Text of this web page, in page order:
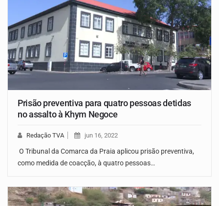
Prisão preventiva para quatro pessoas detidas
no assalto à Khym Negoce
Redação TVA jun 16, 2022
O Tribunal da Comarca da Praia aplicou prisão preventiva,
como medida de coacção, à quatro pessoas…